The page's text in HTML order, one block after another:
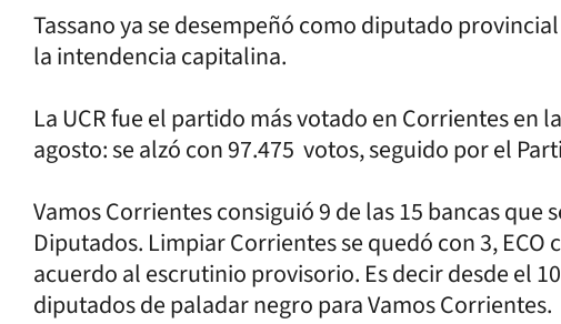
Tassano ya se desempeñó como diputado
la intendencia capitalina.
La UCR fue el partido más votado en Corrientes en
agosto: se alzó con 97.475 votos, seguido por el
Vamos Corrientes consiguió 9 de las 15 bancas que
Diputados. Limpiar Corrientes se quedó con 3, ECO
acuerdo al escrutinio provisorio. Es decir desde el
diputados de paladar negro para Vamos Corrientes.